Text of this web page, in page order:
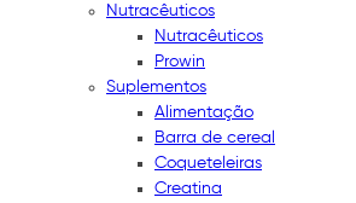
Nutracêuticos
Nutracêuticos
Prowin
Suplementos
Alimentação
Barra de cereal
Coqueteleiras
Creatina